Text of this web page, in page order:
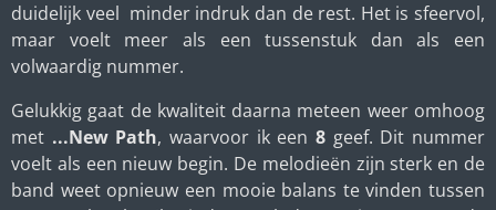
duidelijk veel minder indruk dan de rest. Het is sfeervol,
maar voelt meer als een tussenstuk dan als een
volwaardig nummer.
Gelukkig gaat de kwaliteit daarna meteen weer omhoog
met ...New Path, waarvoor ik een8 geef. Dit nummer
voelt als een nieuw begin. De melodieën zijn sterk en de
band weet opnieuw een mooie balans te vinden tussen